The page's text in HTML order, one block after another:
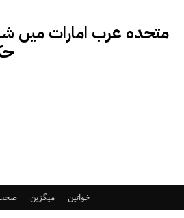
متحدہ عرب امارات میں
میگزین خواتین